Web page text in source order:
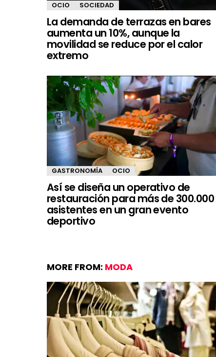
OCIO SOCIEDAD
La demanda de terrazas en bares
aumenta un 10%, aunque la
movilidad se reduce por el calor
extremo
GASTRONOMÍA OCIO
Así se diseña un operativo de
restauración para más de 300.000
asistentes en un gran evento
deportivo
MORE FROM: MODA